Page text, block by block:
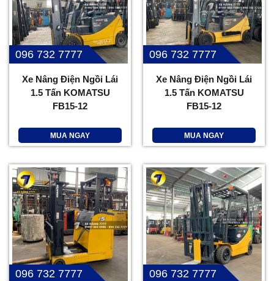
096 732 7777
Xe Nâng Điện Ngồi Lái
1.5 Tấn KOMATSU
FB15-12
MUA NGAY
096 732 7777
Xe Nâng Điện Ngồi Lái
1.5 Tấn KOMATSU
FB15-12
MUA NGAY
096 732 7777 096 732 7777